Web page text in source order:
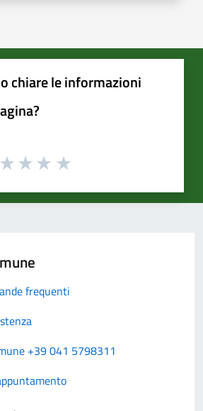
chiare le informazioni
frequenti
+39 041 5798311